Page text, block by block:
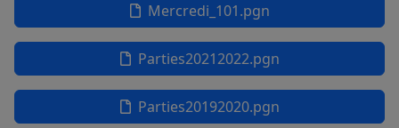
Mercredi_101.pgn
Parties20212022.pgn
Parties20192020.pgn